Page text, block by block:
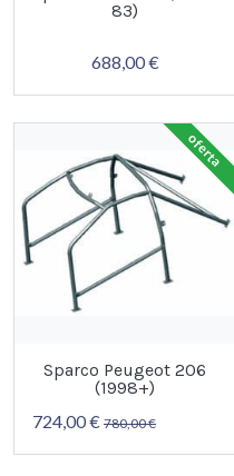
83)
688,00 €
Sparco Peugeot 206
(1998+)
724,00 € 780,00 €
oferta